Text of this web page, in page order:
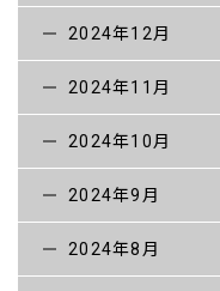
2024年12月
2024年11月
2024年10月
2024年9月
2024年8月